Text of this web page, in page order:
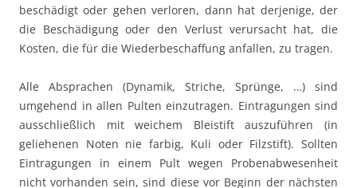
beschädigt oder gehen verloren, dann hat derjenige, der
die Beschädigung oder den Verlust verursacht hat, die
Kosten, die für die Wiederbeschaffung anfallen, zu tragen.
Alle Absprachen (Dynamik, Striche, Sprünge, …) sind
umgehend in allen Pulten einzutragen. Eintragungen sind
ausschließlich mit weichem Bleistift auszuführen (in
geliehenen Noten nie farbig, Kuli oder Filzstift). Sollten
Eintragungen in einem Pult wegen Probenabwesenheit
nicht vorhanden sein, sind diese vor Beginn der nächsten